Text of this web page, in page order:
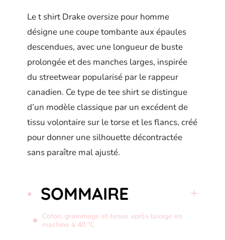
Le t shirt Drake oversize pour homme
désigne une coupe tombante aux épaules
descendues, avec une longueur de buste
prolongée et des manches larges, inspirée
du streetwear popularisé par le rappeur
canadien. Ce type de tee shirt se distingue
d’un modèle classique par un excédent de
tissu volontaire sur le torse et les flancs, créé
pour donner une silhouette décontractée
sans paraître mal ajusté.
SOMMAIRE
Coton, grammage et tenue après lavage en
machine à 40 °C